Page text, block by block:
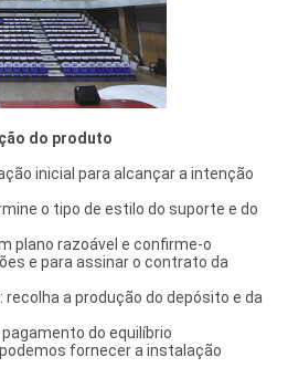
do produto
inicial para alcançar a intenção
o tipo de estilo do suporte e do
plano razoável e confirme-o
e para assinar o contrato da
a produção do depósito e da
do equilíbrio
fornecer a instalação